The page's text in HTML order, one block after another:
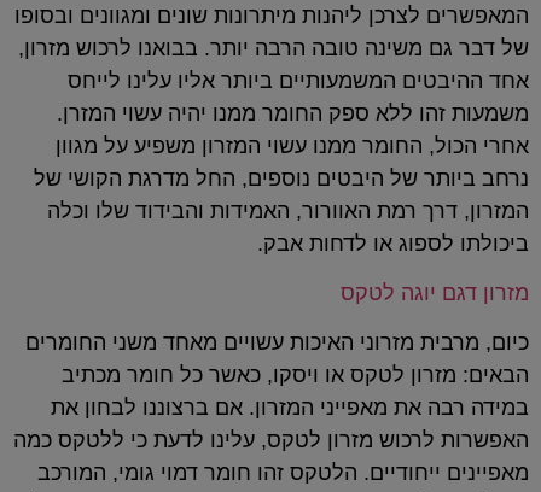
המאפשרים לצרכן ליהנות מיתרונות שונים ומגוונים ובסופו
של דבר גם משינה טובה הרבה יותר. בבואנו לרכוש מזרון,
אחד ההיבטים המשמעותיים ביותר אליו עלינו לייחס
משמעות זהו ללא ספק החומר ממנו יהיה עשוי המזרן.
אחרי הכול, החומר ממנו עשוי המזרון משפיע על מגוון
נרחב ביותר של היבטים נוספים, החל מדרגת הקושי של
המזרון, דרך רמת האוורור, האמידות והבידוד שלו וכלה
ביכולתו לספוג או לדחות אבק.
מזרון דגם יוגה לטקס
כיום, מרבית מזרוני האיכות עשויים מאחד משני החומרים
הבאים: מזרון לטקס או ויסקו, כאשר כל חומר מכתיב
במידה רבה את מאפייני המזרון. אם ברצוננו לבחון את
האפשרות לרכוש מזרון לטקס, עלינו לדעת כי ללטקס כמה
מאפיינים ייחודיים. הלטקס זהו חומר דמוי גומי, המורכב